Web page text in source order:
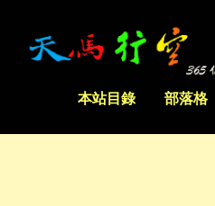
本站目錄 部落格